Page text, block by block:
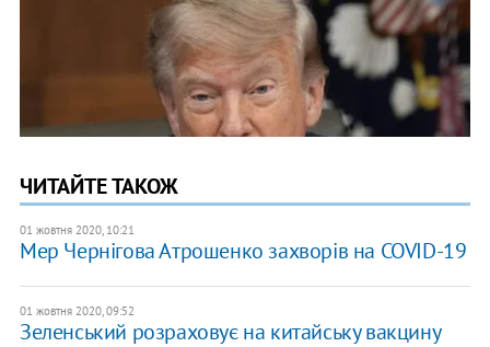
ЧИТАЙТЕ ТАКОЖ
01 жовтня 2020, 10:21
Мер Чернігова Атрошенко захворів на COVID-19
01 жовтня 2020, 09:52
​Зеленський розраховує на китайську вакцину